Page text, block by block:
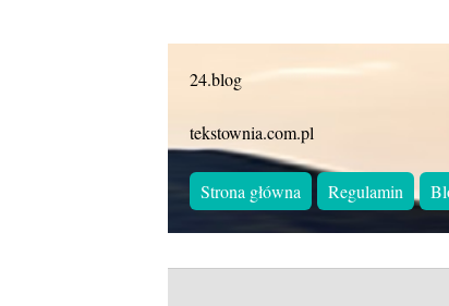
24.blog
tekstownia.com.pl
Strona główna Regulamin